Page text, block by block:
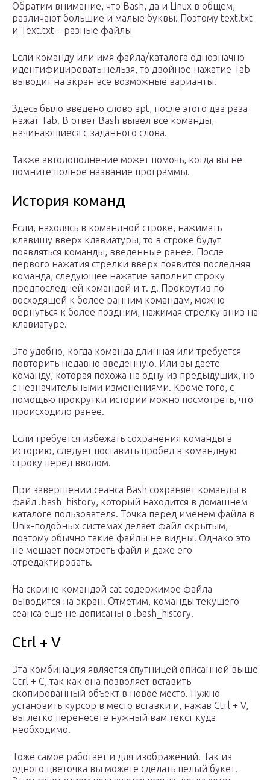
Обратим внимание, что Bash, да и Linux в общем,
различают большие и малые буквы. Поэтому text.txt
и Text.txt – разные файлы
Если команду или имя файла/каталога однозначно
идентифицировать нельзя, то двойное нажатие Tab
выводит на экран все возможные варианты.
Здесь было введено слово apt, после этого два раза
нажат Tab. В ответ Bash вывел все команды,
начинающиеся с заданного слова.
Также автодополнение может помочь, когда вы не
помните полное название программы.
История команд
Если, находясь в командной строке, нажимать
клавишу вверх клавиатуры, то в строке будут
появляться команды, введенные ранее. После
первого нажатия стрелки вверх появится последняя
команда, следующее нажатие заполнит строку
предпоследней командой и т. д. Прокрутив по
восходящей к более ранним командам, можно
вернуться к более поздним, нажимая стрелку вниз на
клавиатуре.
Это удобно, когда команда длинная или требуется
повторить недавно введенную. Или вы даете
команду, которая похожа на одну из предыдущих, но
с незначительными изменениями. Кроме того, с
помощью прокрутки истории можно посмотреть, что
происходило ранее.
Если требуется избежать сохранения команды в
историю, следует поставить пробел в командную
строку перед вводом.
При завершении сеанса Bash сохраняет команды в
файл .bash_history, который находится в домашнем
каталоге пользователя. Точка перед именем файла в
Unix-подобных системах делает файл скрытым,
поэтому обычно такие файлы не видны. Однако это
не мешает посмотреть файл и даже его
отредактировать.
На скрине командой cat содержимое файла
выводится на экран. Отметим, команды текущего
сеанса еще не дописаны в .bash_history.
Ctrl + V
Эта комбинация является спутницей описанной выше
Ctrl + C, так как она позволяет вставить
скопированный объект в новое место. Нужно
установить курсор в место вставки и, нажав Ctrl + V,
вы легко перенесете нужный вам текст куда
необходимо.
Тоже самое работает и для изображений. Так из
одного цветочка вы можете сделать целый букет.